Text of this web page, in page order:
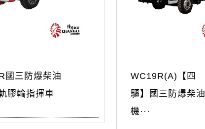
國三防爆柴油
膠輪指揮車
WC19R(A)【四
驅】國三防爆柴油
機···